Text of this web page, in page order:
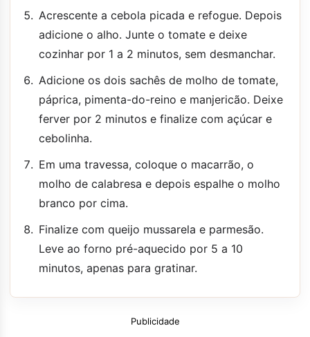
Acrescente a cebola picada e refogue. Depois
adicione o alho. Junte o tomate e deixe
cozinhar por 1 a 2 minutos, sem desmanchar.
Adicione os dois sachês de molho de tomate,
páprica, pimenta-do-reino e manjericão. Deixe
ferver por 2 minutos e finalize com açúcar e
cebolinha.
Em uma travessa, coloque o macarrão, o
molho de calabresa e depois espalhe o molho
branco por cima.
Finalize com queijo mussarela e parmesão.
Leve ao forno pré-aquecido por 5 a 10
minutos, apenas para gratinar.
Publicidade